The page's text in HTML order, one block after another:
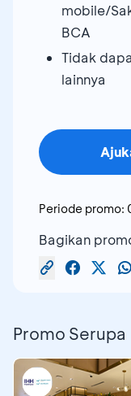
mobile/
BCA
Tidak
lainnya
Periode promo:
Bagikan
Promo Serupa